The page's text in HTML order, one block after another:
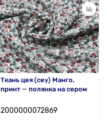
Ткань цея (cey) Манго,
принт — полянка на сером
2000000072869